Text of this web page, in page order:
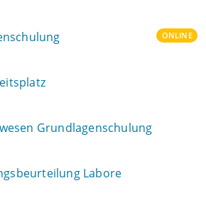
ONLINE
Grundlagenschulung
Labore